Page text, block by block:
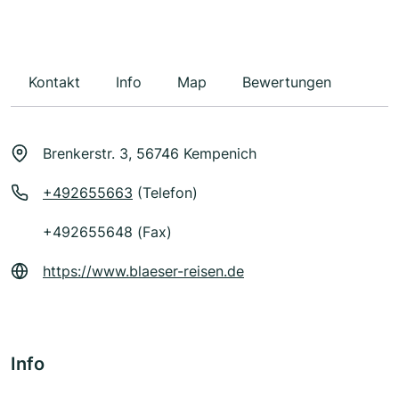
Kontakt Info Map Bewertungen
Brenkerstr. 3, 56746 Kempenich
+492655663 (Telefon)
+492655648 (Fax)
https://www.blaeser-reisen.de
Info